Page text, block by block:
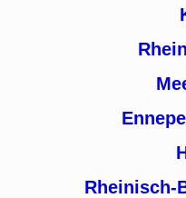
Rheinisch-